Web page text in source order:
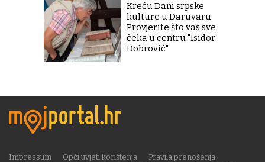
Kreću Dani srpske
kulture u Daruvaru:
Provjerite što vas sve
čeka u centru "Isidor
Dobrović"
Impressum Opći uvjeti korištenja
Pravila prenošenja